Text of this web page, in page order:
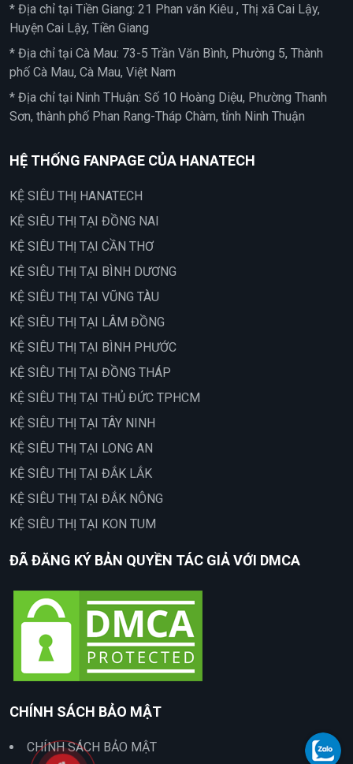
* Địa chỉ tại Tiền Giang: 21 Phan văn Kiêu , Thị xã Cai Lậy,
Huyện Cai Lậy, Tiền Giang
* Địa chỉ tại Cà Mau: 73-5 Trần Văn Bình, Phường 5, Thành
phố Cà Mau, Cà Mau, Việt Nam
* Địa chỉ tại Ninh THuận: Số 10 Hoàng Diệu, Phường Thanh
Sơn, thành phố Phan Rang-Tháp Chàm, tỉnh Ninh Thuận
HỆ THỐNG FANPAGE CỦA HANATECH
KỆ SIÊU THỊ HANATECH
KỆ SIÊU THỊ TẠI ĐỒNG NAI
KỆ SIÊU THỊ TẠI CẦN THƠ
KỆ SIÊU THỊ TẠI BÌNH DƯƠNG
KỆ SIÊU THỊ TẠI VŨNG TÀU
KỆ SIÊU THỊ TẠI LÂM ĐỒNG
KỆ SIÊU THỊ TẠI BÌNH PHƯỚC
KỆ SIÊU THỊ TẠI ĐỒNG THÁP
KỆ SIÊU THỊ TẠI THỦ ĐỨC TPHCM
KỆ SIÊU THỊ TẠI TÂY NINH
KỆ SIÊU THỊ TẠI LONG AN
KỆ SIÊU THỊ TẠI ĐẮK LẮK
KỆ SIÊU THỊ TẠI ĐẮK NÔNG
KỆ SIÊU THỊ TẠI KON TUM
ĐÃ ĐĂNG KÝ BẢN QUYỀN TÁC GIẢ VỚI DMCA
CHÍNH SÁCH BẢO MẬT
CHÍNH SÁCH BẢO MẬT